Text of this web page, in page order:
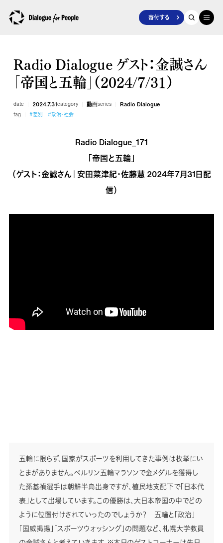
寄付する
Radio Dialogue ゲスト：金誠さん
「帝国と五輪」（2024/7/31）
date 2024.7.31category 動画series Radio Dialogue
tag #差別 #政治・社会
Radio Dialogue_171
「帝国と五輪」
（ゲスト：金誠さん｜安田菜津紀・佐藤慧 2024年7月31日配
信）
五輪に限らず、国家がスポーツを利用してきた事例は枚挙にい
とまがありません。ベルリン五輪マラソンで金メダルを獲得し
た孫基禎選手は朝鮮半島出身ですが、植民地支配下で「日本代
表」として出場しています。この優勝は、大日本帝国の中でどの
ように位置付けされていったのでしょうか？ 五輪と「政治」
「国威掲揚」「スポーツウォッシング」の問題など、札幌大学教員